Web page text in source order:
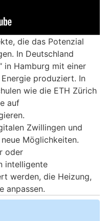
die das Potenzial
In Deutschland
in Hamburg mit einer
produziert. In
wie die ETH Zürich
auf
Zwillingen und
Möglichkeiten.
oder
intelligente
werden, die Heizung,
anpassen.